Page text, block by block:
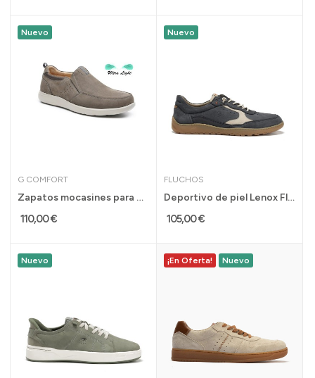
Nuevo
G COMFORT
Zapatos mocasines para pies delicados hombre G...
110,00 €
Nuevo
FLUCHOS
Deportivo de piel Lenox Fluchos para hombre...
105,00 €
Nuevo ¡En Oferta! Nuevo